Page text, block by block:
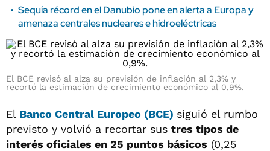
Sequía récord en el Danubio pone en alerta a Europa y
amenaza centrales nucleares e hidroeléctricas
El BCE revisó al alza su previsión de inflación al 2,3% y
recortó la estimación de crecimiento económico al 0,9%.
El Banco Central Europeo (BCE) siguió el rumbo
previsto y volvió a recortar sus tres tipos de
interés oficiales en 25 puntos básicos (0,25